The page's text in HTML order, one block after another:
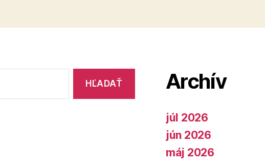
Archív
júl 2026
jún 2026
máj 2026